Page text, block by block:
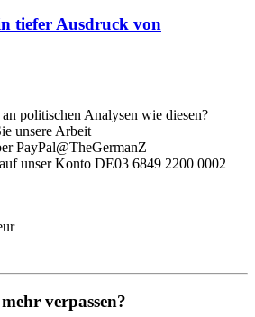
tiefer Ausdruck von
politischen Analysen wie diesen?
unsere Arbeit
PayPal@TheGermanZ
unser Konto DE03 6849 2200 0002
verpassen?